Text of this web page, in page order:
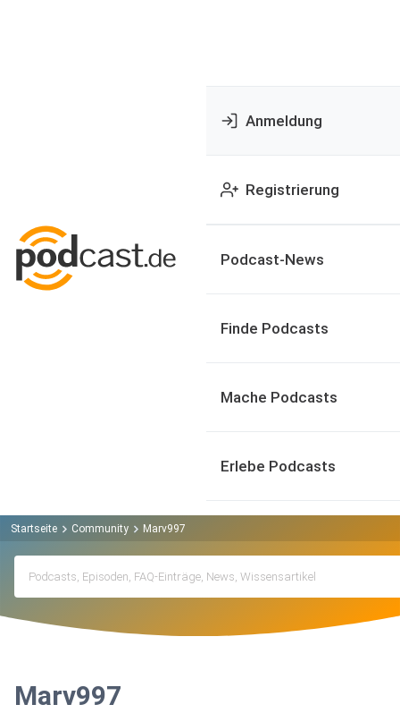
Anmeldung
Registrierung
Podcast-News
Finde Podcasts
Mache Podcasts
Erlebe Podcasts
Startseite Community Marv997
Marv997